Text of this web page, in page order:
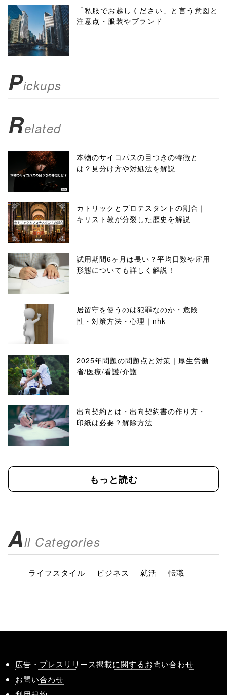
menubar=no,
toolbar=no,
scrollbars=yes'
false;"> シェア
「私服でお越しください」と言う意図と
注意点・服装やブランド
Pickups
Related
本物のサイコパスの目つきの特徴と
は？見分け方や対処法を解説
カトリックとプロテスタントの割合｜
キリスト教が分裂した歴史を解説
試用期間6ヶ月は長い？平均日数や雇用
形態についても詳しく解説！
居留守を使うのは犯罪なのか・危険
性・対策方法・心理｜nhk
2025年問題の問題点と対策｜厚生労働
省/医療/看護/介護
出向契約とは・出向契約書の作り方・
印紙は必要？解除方法
もっと読む
All Categories
ライフスタイル ビジネス 就活 転職
広告・プレスリリース掲載に関するお問い合わせ
お問い合わせ